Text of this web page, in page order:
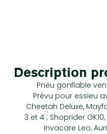
Description
Pneu gonflable
Prévu pour essieu
Cheetah Deluxe,
3 et 4 ; Shoprider GK10,
Invacare Leo,